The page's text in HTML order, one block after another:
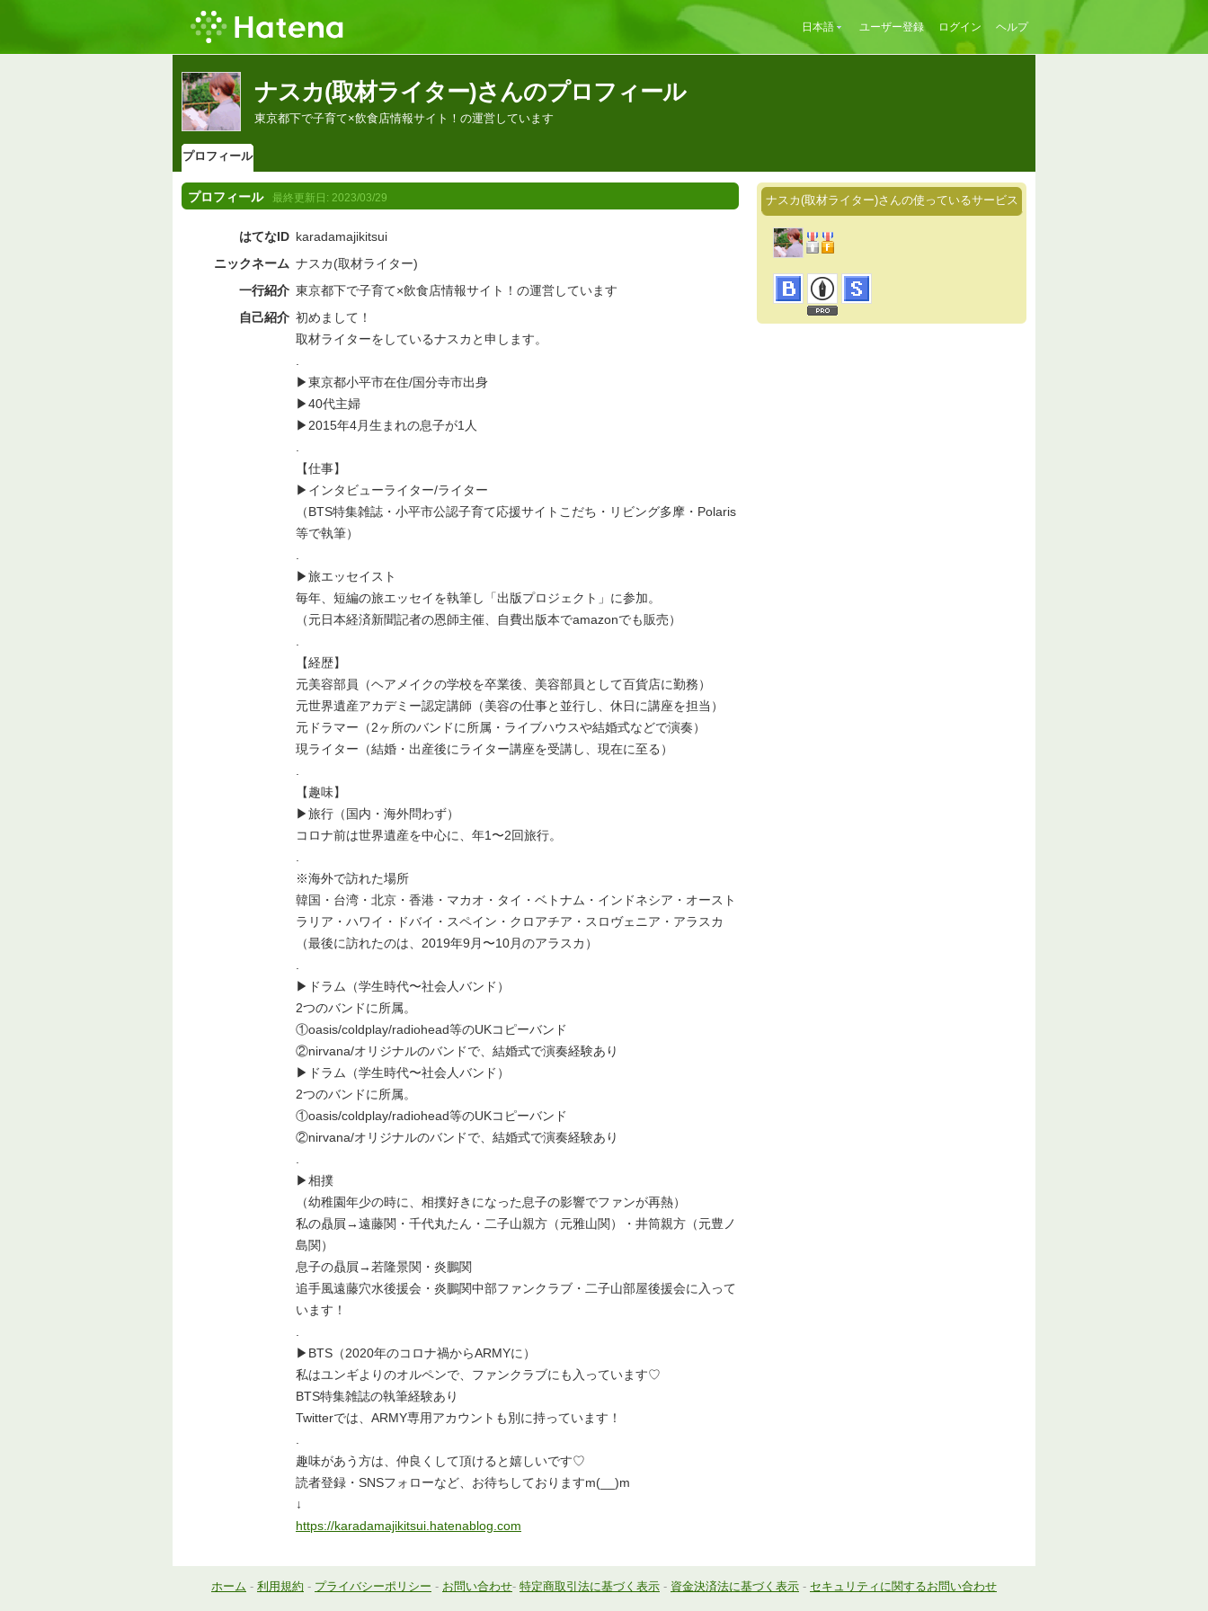
日本語 ユーザー登録 ログイン ヘルプ
ナスカ(取材ライター)さんのプロフィール
東京都下で子育て×飲食店情報サイト！の運営しています
プロフィール
プロフィール 最終更新日: 2023/03/29
はてなID karadamajikitsui
ニックネーム ナスカ(取材ライター)
一行紹介 東京都下で子育て×飲食店情報サイト！の運営しています
自己紹介 初めまして！
取材ライターをしているナスカと申します。
.
▶︎東京都小平市在住/国分寺市出身
▶︎40代主婦
▶︎2015年4月生まれの息子が1人
.
【仕事】
▶︎インタビューライター/ライター
（BTS特集雑誌・小平市公認子育て応援サイトこだち・リビング多摩・Polaris
等で執筆）
.
▶︎旅エッセイスト
毎年、短編の旅エッセイを執筆し「出版プロジェクト」に参加。
（元日本経済新聞記者の恩師主催、自費出版本でamazonでも販売）
.
【経歴】
元美容部員（ヘアメイクの学校を卒業後、美容部員として百貨店に勤務）
元世界遺産アカデミー認定講師（美容の仕事と並行し、休日に講座を担当）
元ドラマー（2ヶ所のバンドに所属・ライブハウスや結婚式などで演奏）
現ライター（結婚・出産後にライター講座を受講し、現在に至る）
.
【趣味】
▶︎旅行（国内・海外問わず）
コロナ前は世界遺産を中心に、年1〜2回旅行。
.
※海外で訪れた場所
韓国・台湾・北京・香港・マカオ・タイ・ベトナム・インドネシア・オースト
ラリア・ハワイ・ドバイ・スペイン・クロアチア・スロヴェニア・アラスカ
（最後に訪れたのは、2019年9月〜10月のアラスカ）
.
▶︎ドラム（学生時代〜社会人バンド）
2つのバンドに所属。
①oasis/coldplay/radiohead等のUKコピーバンド
②nirvana/オリジナルのバンドで、結婚式で演奏経験あり
▶︎ドラム（学生時代〜社会人バンド）
2つのバンドに所属。
①oasis/coldplay/radiohead等のUKコピーバンド
②nirvana/オリジナルのバンドで、結婚式で演奏経験あり
.
▶︎相撲
（幼稚園年少の時に、相撲好きになった息子の影響でファンが再熱）
私の贔屓→遠藤関・千代丸たん・二子山親方（元雅山関）・井筒親方（元豊ノ
島関）
息子の贔屓→若隆景関・炎鵬関
追手風遠藤穴水後援会・炎鵬関中部ファンクラブ・二子山部屋後援会に入って
います！
.
▶︎BTS（2020年のコロナ禍からARMYに）
私はユンギよりのオルペンで、ファンクラブにも入っています♡
BTS特集雑誌の執筆経験あり
Twitterでは、ARMY専用アカウントも別に持っています！
.
趣味があう方は、仲良くして頂けると嬉しいです♡
読者登録・SNSフォローなど、お待ちしておりますm(__)m
↓
https://karadamajikitsui.hatenablog.com
ナスカ(取材ライター)さんの使っているサービス
ホーム - 利用規約 - プライバシーポリシー - お問い合わせ- 特定商取引法に基づく表示 - 資金決済法に基づく表示 - セキュリティに関するお問い合わせ